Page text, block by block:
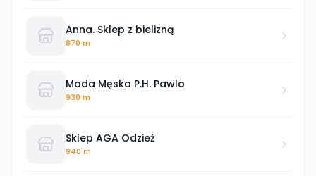
Anna. Sklep z bielizną
870 m
Moda Męska P.H. Pawlo
930 m
Sklep AGA Odzież
940 m